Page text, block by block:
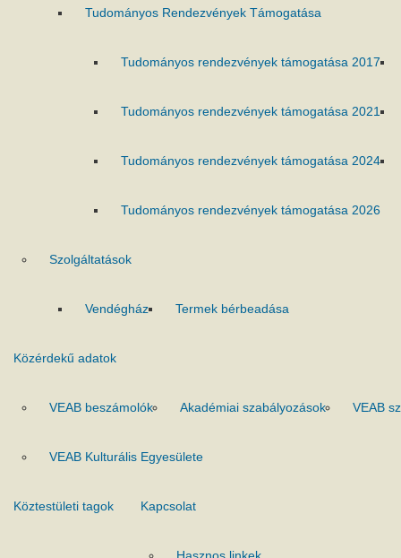
Tudományos Rendezvények Támogatása
Tudományos rendezvények támogatása 2017
Tudományos rendezvények támogatása 2021
Tudományos rendezvények támogatása 2024
Tudományos rendezvények támogatása 2026
Szolgáltatások
Vendégház Termek bérbeadása
Közérdekű adatok
VEAB beszámolók Akadémiai szabályozások VEAB
VEAB Kulturális Egyesülete
Köztestületi tagok Kapcsolat